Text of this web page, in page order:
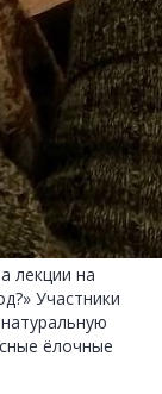
лекции на
Участники
ёлочные